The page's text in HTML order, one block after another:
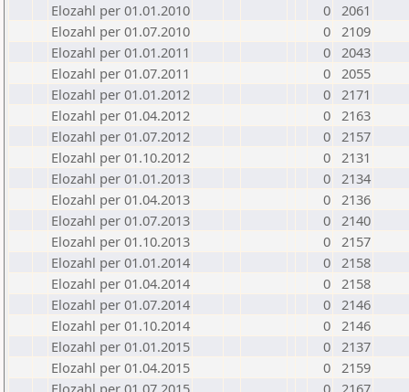
Elozahl per 01.01.2010
0 2061
Elozahl per 01.07.2010
0 2109
Elozahl per 01.01.2011
0 2043
Elozahl per 01.07.2011
0 2055
Elozahl per 01.01.2012
0 2171
Elozahl per 01.04.2012
0 2163
Elozahl per 01.07.2012
0 2157
Elozahl per 01.10.2012
0 2131
Elozahl per 01.01.2013
0 2134
Elozahl per 01.04.2013
0 2136
Elozahl per 01.07.2013
0 2140
Elozahl per 01.10.2013
0 2157
Elozahl per 01.01.2014
0 2158
Elozahl per 01.04.2014
0 2158
Elozahl per 01.07.2014
0 2146
Elozahl per 01.10.2014
0 2146
Elozahl per 01.01.2015
0 2137
Elozahl per 01.04.2015
0 2159
Elozahl per 01.07.2015
0 2167